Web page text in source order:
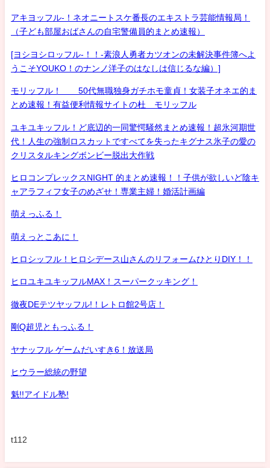
アキヨッフル-！ネオニートスケ番長のエキストラ芸能情報局！
（子ども部屋おばさんの自宅警備員的まとめ速報）
[ヨシヨシロッフル-！！-素浪人勇者カツオンの未解決事件簿へよ
うこそYOUKO！のナンノ洋子のはなしは信じるな編）]
モリッフル！ 50代無職独身ガチホモ童貞！女装子オネエ的ま
とめ速報！有益便利情報サイトの杜 モリッフル
ユキユキッフル！ど底辺的一同驚愕騒然まとめ速報！超氷河期世
代！人生の強制ロスカットですべてを失ったキグナス氷子の愛の
クリスタルキングボンビー脱出大作戦
ヒロコンプレックスNIGHT 的まとめ速報！！子供が欲しいど陰キ
ャアラフィフ女子のめざせ！専業主婦！婚活計画編
萌えっふる！
萌えっとこあに！
ヒロシッフル！ヒロシデース山さんのリフォームひとりDIY！！
ヒロユキユキッフルMAX！スーパークッキング！
徹夜DEテツヤッフル!！レトロ館2号店！
剛Q超児ともっふる！
ヤナッフル ゲームだいすき6！放送局
ヒウラー総統の野望
魁!!アイドル塾!
t112